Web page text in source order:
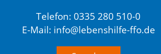
Telefon: 0335 280 510-0
E-Mail: info@lebenshilfe-ffo.de